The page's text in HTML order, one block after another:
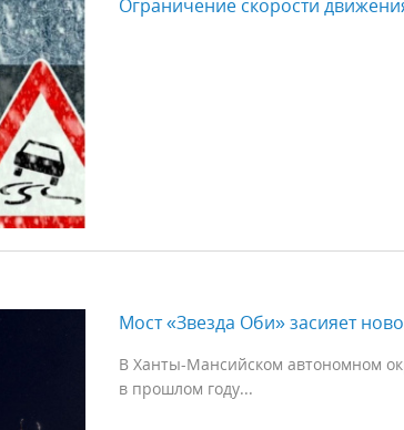
Ограничение скорости
Мост «Звезда Оби» засияет
В Ханты-Мансийском автономном
в прошлом году...